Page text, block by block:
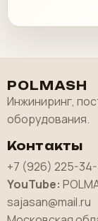
POLMASH
Инжиниринг,
оборудования.
Контакты
+7 (926) 225-
YouTube:
sajasan@mail.ru